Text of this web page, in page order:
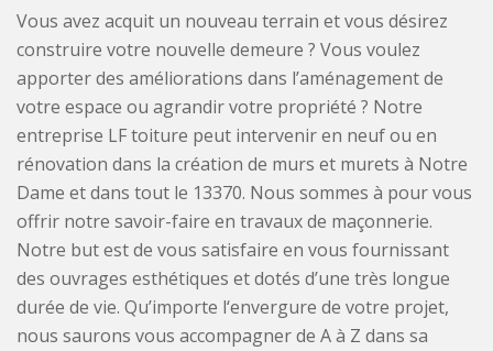
Vous avez acquit un nouveau terrain et vous désirez
construire votre nouvelle demeure ? Vous voulez
apporter des améliorations dans l’aménagement de
votre espace ou agrandir votre propriété ? Notre
entreprise LF toiture peut intervenir en neuf ou en
rénovation dans la création de murs et murets à Notre
Dame et dans tout le 13370. Nous sommes à pour vous
offrir notre savoir-faire en travaux de maçonnerie.
Notre but est de vous satisfaire en vous fournissant
des ouvrages esthétiques et dotés d’une très longue
durée de vie. Qu’importe l‘envergure de votre projet,
nous saurons vous accompagner de A à Z dans sa